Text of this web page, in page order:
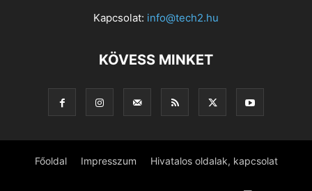
Kapcsolat: info@tech2.hu
KÖVESS MINKET
Főoldal Impresszum Hivatalos oldalak, kapcsolat